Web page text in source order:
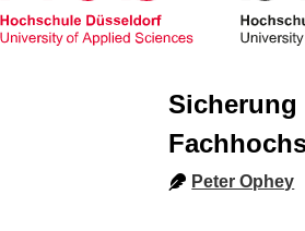
Sicherung
Peter Ophey